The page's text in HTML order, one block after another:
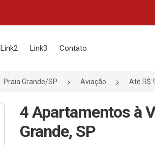
Link2 Link3 Contato
Praia Grande/SP Aviação Até R$
4 Apartamentos à
Grande, SP